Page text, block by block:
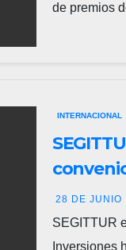
de premios
INTERNACIONAL
28 DE JUNIO
SEGITTUR
Inversiones